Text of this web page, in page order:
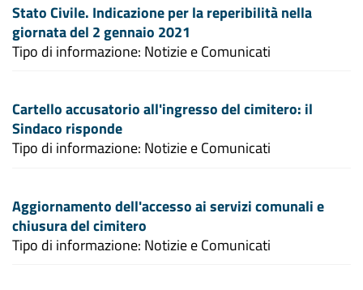
Stato Civile. Indicazione per la reperibilità nella
giornata del 2 gennaio 2021
Tipo di informazione: Notizie e Comunicati
Cartello accusatorio all'ingresso del cimitero: il
Sindaco risponde
Tipo di informazione: Notizie e Comunicati
Aggiornamento dell'accesso ai servizi comunali e
chiusura del cimitero
Tipo di informazione: Notizie e Comunicati